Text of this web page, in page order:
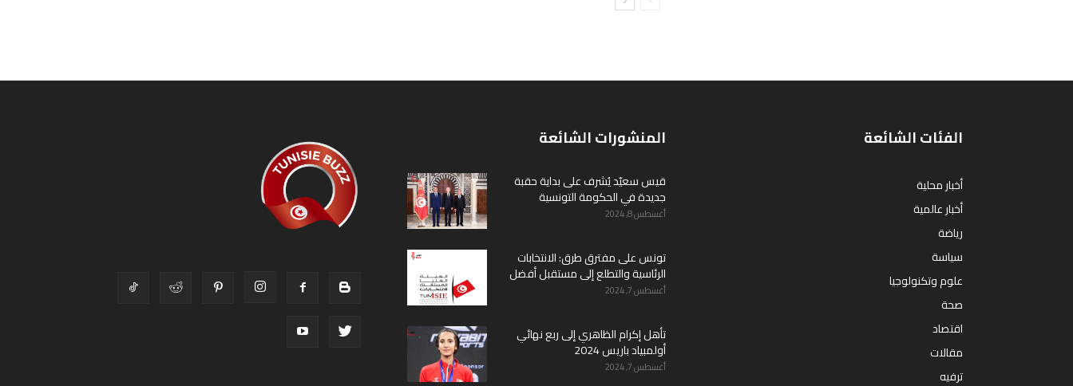
المنشورات الشائعة
قيس سعيّد يُشرف على بداية حقبة
جديدة في الحكومة التونسية
أغسطس 8, 2024
تونس على مفترق طرق: الانتخابات
الرئاسية والتطلع إلى مستقبل أفضل
أغسطس 7, 2024
تأهل إكرام الظاهري إلى ربع نهائي
أولمبياد باريس 2024
أغسطس 7, 2024
الفئات الشائعة
أخبار محلية
أخبار عالمية
رياضة
سياسة
علوم وتكنولوجيا
صحة
اقتصاد
مقالات
ترفيه